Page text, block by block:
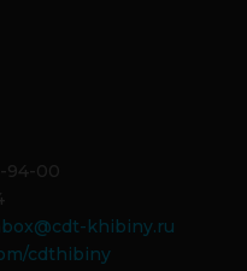
94-00
khibiny.ru
cdthibiny